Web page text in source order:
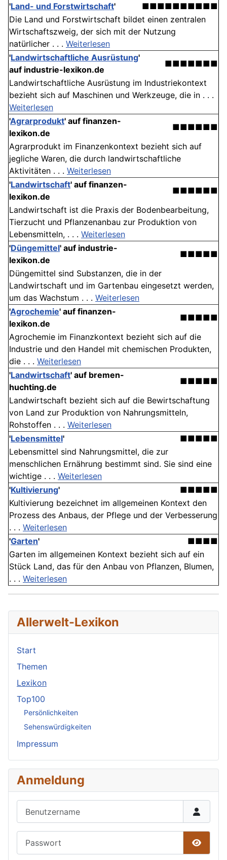
'Land- und Forstwirtschaft'
■■■■■■■■■■
Die Land und Forstwirtschaft bildet einen zentralen
Wirtschaftszweig, der sich mit der Nutzung
natürlicher . . . Weiterlesen
'Landwirtschaftliche Ausrüstung'
auf industrie-lexikon.de
■■■■■■■
Landwirtschaftliche Ausrüstung im Industriekontext
bezieht sich auf Maschinen und Werkzeuge, die in . . .
Weiterlesen
'Agrarprodukt' auf finanzen-
lexikon.de
■■■■■■
Agrarprodukt im Finanzenkontext bezieht sich auf
jegliche Waren, die durch landwirtschaftliche
Aktivitäten . . . Weiterlesen
'Landwirtschaft' auf finanzen-
lexikon.de
■■■■■■
Landwirtschaft ist die Praxis der Bodenbearbeitung,
Tierzucht und Pflanzenanbau zur Produktion von
Lebensmitteln, . . . Weiterlesen
'Düngemittel' auf industrie-
lexikon.de
■■■■■
Düngemittel sind Substanzen, die in der
Landwirtschaft und im Gartenbau eingesetzt werden,
um das Wachstum . . . Weiterlesen
'Agrochemie' auf finanzen-
lexikon.de
■■■■■
Agrochemie im Finanzkontext bezieht sich auf die
Industrie und den Handel mit chemischen Produkten,
die . . . Weiterlesen
'Landwirtschaft' auf bremen-
huchting.de
■■■■■
Landwirtschaft bezieht sich auf die Bewirtschaftung
von Land zur Produktion von Nahrungsmitteln,
Rohstoffen . . . Weiterlesen
'Lebensmittel'
■■■■■
Lebensmittel sind Nahrungsmittel, die zur
menschlichen Ernährung bestimmt sind. Sie sind eine
wichtige . . . Weiterlesen
'Kultivierung'
■■■■■
Kultivierung bezeichnet im allgemeinen Kontext den
Prozess des Anbaus, der Pflege und der Verbesserung
. . . Weiterlesen
'Garten'
■■■■
Garten im allgemeinen Kontext bezieht sich auf ein
Stück Land, das für den Anbau von Pflanzen, Blumen,
. . . Weiterlesen
Allerwelt-Lexikon
Start
Themen
Lexikon
Top100
Persönlichkeiten
Sehenswürdigkeiten
Impressum
Anmeldung